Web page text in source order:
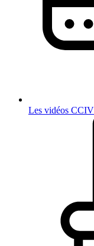
Les vidéos